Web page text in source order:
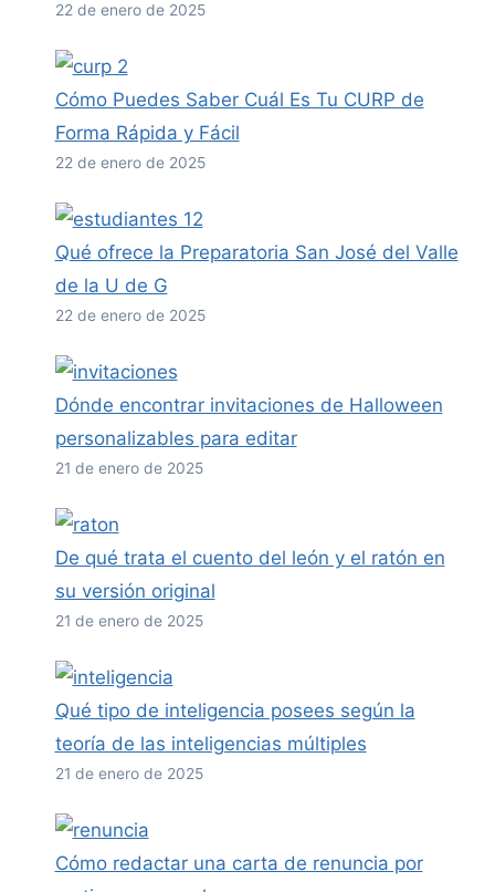
22 de enero de 2025
Cómo Puedes Saber Cuál Es Tu CURP de
Forma Rápida y Fácil
22 de enero de 2025
Qué ofrece la Preparatoria San José del Valle
de la U de G
22 de enero de 2025
Dónde encontrar invitaciones de Halloween
personalizables para editar
21 de enero de 2025
De qué trata el cuento del león y el ratón en
su versión original
21 de enero de 2025
Qué tipo de inteligencia posees según la
teoría de las inteligencias múltiples
21 de enero de 2025
Cómo redactar una carta de renuncia por